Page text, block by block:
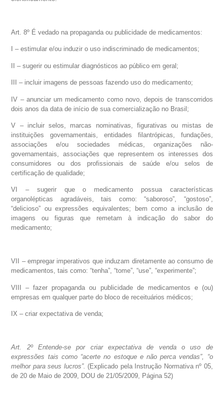
Art. 8º É vedado na propaganda ou publicidade de medicamentos:
I – estimular e/ou induzir o uso indiscriminado de medicamentos;
II – sugerir ou estimular diagnósticos ao público em geral;
III – incluir imagens de pessoas fazendo uso do medicamento;
IV – anunciar um medicamento como novo, depois de transcorridos
dois anos da data de início de sua comercialização no Brasil;
V – incluir selos, marcas nominativas, figurativas ou mistas de
instituições governamentais, entidades filantrópicas, fundações,
associações e/ou sociedades médicas, organizações não-
governamentais, associações que representem os interesses dos
consumidores ou dos profissionais de saúde e/ou selos de
certificação de qualidade;
VI – sugerir que o medicamento possua características
organolépticas agradáveis, tais como: “saboroso”, “gostoso”,
“delicioso” ou expressões equivalentes; bem como a inclusão de
imagens ou figuras que remetam à indicação do sabor do
medicamento;
VII – empregar imperativos que induzam diretamente ao consumo de
medicamentos, tais como: “tenha”, “tome”, “use”, “experimente”;
VIII – fazer propaganda ou publicidade de medicamentos e (ou)
empresas em qualquer parte do bloco de receituários médicos;
IX – criar expectativa de venda;
Art. 2º Entende-se por criar expectativa de venda o uso de
expressões tais como “acerte no estoque e não perca vendas”, “o
melhor para seus lucros”. (Explicado pela Instrução Normativa nº 05,
de 20 de Maio de 2009, DOU de 21/05/2009, Página 52)